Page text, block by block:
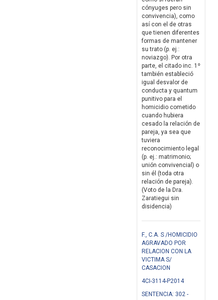
cónyuges pero sin
convivencia), como
así con el de otras
que tienen diferentes
formas de mantener
su trato (p. ej.:
noviazgo). Por otra
parte, el citado inc. 1º
también estableció
igual desvalor de
conducta y quantum
punitivo para el
homicidio cometido
cuando hubiera
cesado la relación de
pareja, ya sea que
tuviera
reconocimiento legal
(p. ej.: matrimonio;
unión convivencial) o
sin él (toda otra
relación de pareja).
(Voto de la Dra.
Zaratiegui sin
disidencia)
F., C.A. S /HOMICIDIO
AGRAVADO POR
RELACION CON LA
VICTIMA S/
CASACION
4CI-3114-P2014
SENTENCIA: 302 -